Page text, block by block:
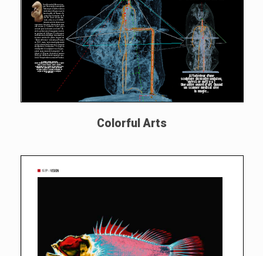
Colorful Arts